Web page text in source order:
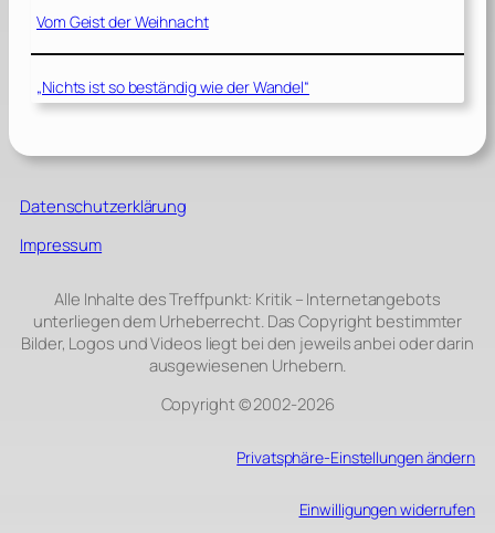
Vom Geist der Weihnacht
„Nichts ist so beständig wie der Wandel“
Datenschutzerklärung
Impressum
Alle Inhalte des Treffpunkt: Kritik – Internetangebots
unterliegen dem Urheberrecht. Das Copyright bestimmter
Bilder, Logos und Videos liegt bei den jeweils anbei oder darin
ausgewiesenen Urhebern.
Copyright © 2002‑2026
Privatsphäre-Einstellungen ändern
Einwilligungen widerrufen